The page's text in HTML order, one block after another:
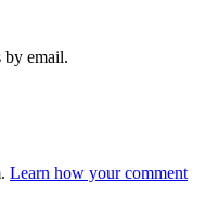
email.
Learn how your comment